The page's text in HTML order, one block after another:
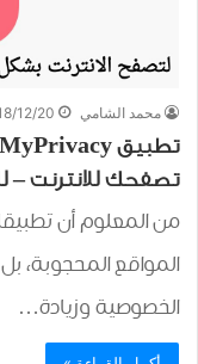
محمد الشامي 12/20
تصفحك للانترنت –
المواقع المحجوبة،
الخصوصية وزيادة…